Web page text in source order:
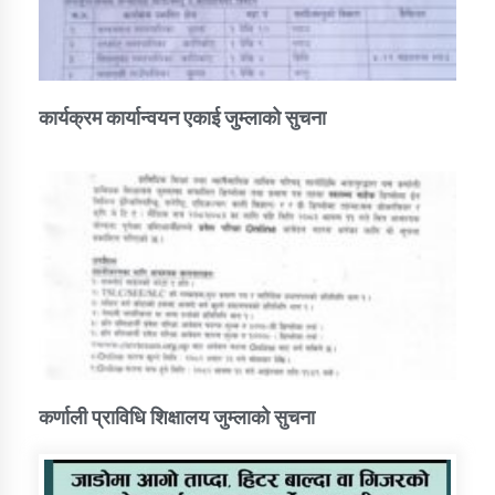
कार्यक्रम कार्यान्वयन एकाई जुम्लाको सुचना
कर्णाली प्राविधि शिक्षालय जुम्लाको सुचना